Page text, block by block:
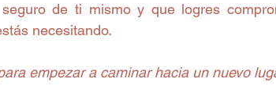
de ti mismo y que logres
necesitando.
empezar a caminar hacia un nuevo